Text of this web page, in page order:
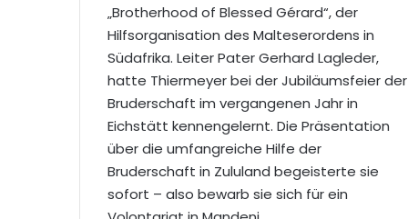
„Brotherhood of Blessed Gérard“, der
Hilfsorganisation des Malteserordens in
Südafrika. Leiter Pater Gerhard Lagleder,
hatte Thiermeyer bei der Jubiläumsfeier der
Bruderschaft im vergangenen Jahr in
Eichstätt kennengelernt. Die Präsentation
über die umfangreiche Hilfe der
Bruderschaft in Zululand begeisterte sie
sofort – also bewarb sie sich für ein